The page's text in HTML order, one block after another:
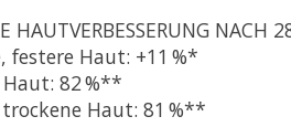
HAUTVERBESSERUNG NACH
festere Haut: +11 %*
82 %**
trockene Haut: 81 %**